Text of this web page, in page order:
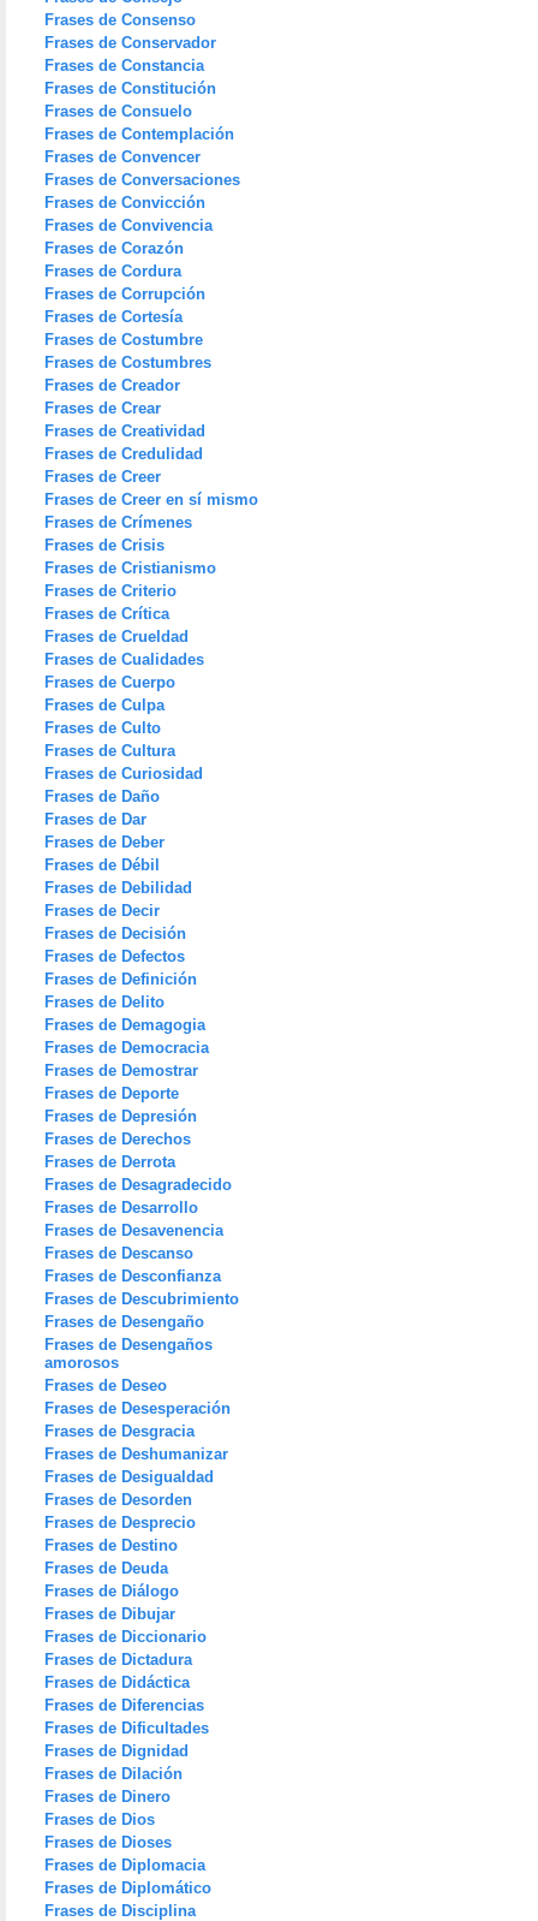
Frases de Consenso
Frases de Conservador
Frases de Constancia
Frases de Constitución
Frases de Consuelo
Frases de Contemplación
Frases de Convencer
Frases de Conversaciones
Frases de Convicción
Frases de Convivencia
Frases de Corazón
Frases de Cordura
Frases de Corrupción
Frases de Cortesía
Frases de Costumbre
Frases de Costumbres
Frases de Creador
Frases de Crear
Frases de Creatividad
Frases de Credulidad
Frases de Creer
Frases de Creer en sí mismo
Frases de Crímenes
Frases de Crisis
Frases de Cristianismo
Frases de Criterio
Frases de Crítica
Frases de Crueldad
Frases de Cualidades
Frases de Cuerpo
Frases de Culpa
Frases de Culto
Frases de Cultura
Frases de Curiosidad
Frases de Daño
Frases de Dar
Frases de Deber
Frases de Débil
Frases de Debilidad
Frases de Decir
Frases de Decisión
Frases de Defectos
Frases de Definición
Frases de Delito
Frases de Demagogia
Frases de Democracia
Frases de Demostrar
Frases de Deporte
Frases de Depresión
Frases de Derechos
Frases de Derrota
Frases de Desagradecido
Frases de Desarrollo
Frases de Desavenencia
Frases de Descanso
Frases de Desconfianza
Frases de Descubrimiento
Frases de Desengaño
Frases de Desengaños
amorosos
Frases de Deseo
Frases de Desesperación
Frases de Desgracia
Frases de Deshumanizar
Frases de Desigualdad
Frases de Desorden
Frases de Desprecio
Frases de Destino
Frases de Deuda
Frases de Diálogo
Frases de Dibujar
Frases de Diccionario
Frases de Dictadura
Frases de Didáctica
Frases de Diferencias
Frases de Dificultades
Frases de Dignidad
Frases de Dilación
Frases de Dinero
Frases de Dios
Frases de Dioses
Frases de Diplomacia
Frases de Diplomático
Frases de Disciplina